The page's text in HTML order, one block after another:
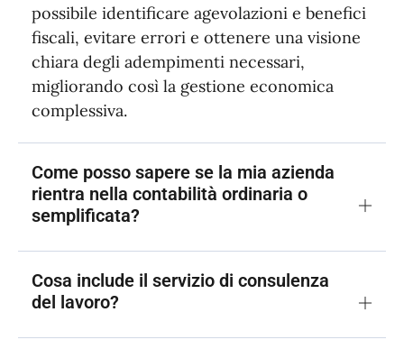
possibile identificare agevolazioni e benefici
fiscali, evitare errori e ottenere una visione
chiara degli adempimenti necessari,
migliorando così la gestione economica
complessiva.
Come posso sapere se la mia azienda
rientra nella contabilità ordinaria o
semplificata?
Cosa include il servizio di consulenza
del lavoro?